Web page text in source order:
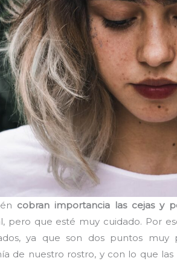
cobran importancia las cejas y
pero que esté muy cuidado. Por
ya que son dos puntos
de nuestro rostro, y con lo que